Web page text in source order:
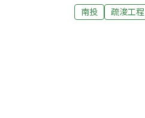
目前嘗試的「現
直接與水泥進行
不需使用外購
環境衝擊，達
南投 疏浚工程